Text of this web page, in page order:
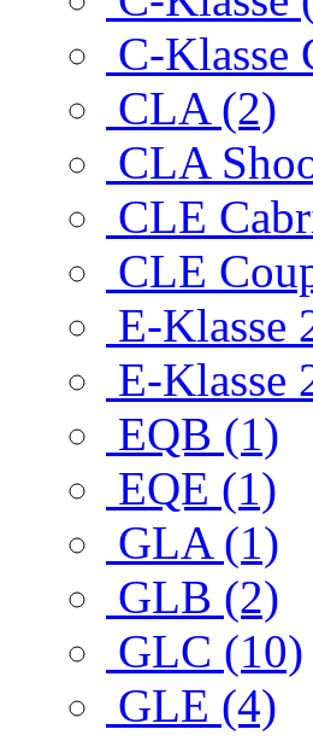
C-Klasse
CLA (2)
CLA
CLE
CLE
E-Klasse
E-Klasse
EQB (1)
EQE (1)
GLA (1)
GLB (2)
GLC (10)
GLE (4)